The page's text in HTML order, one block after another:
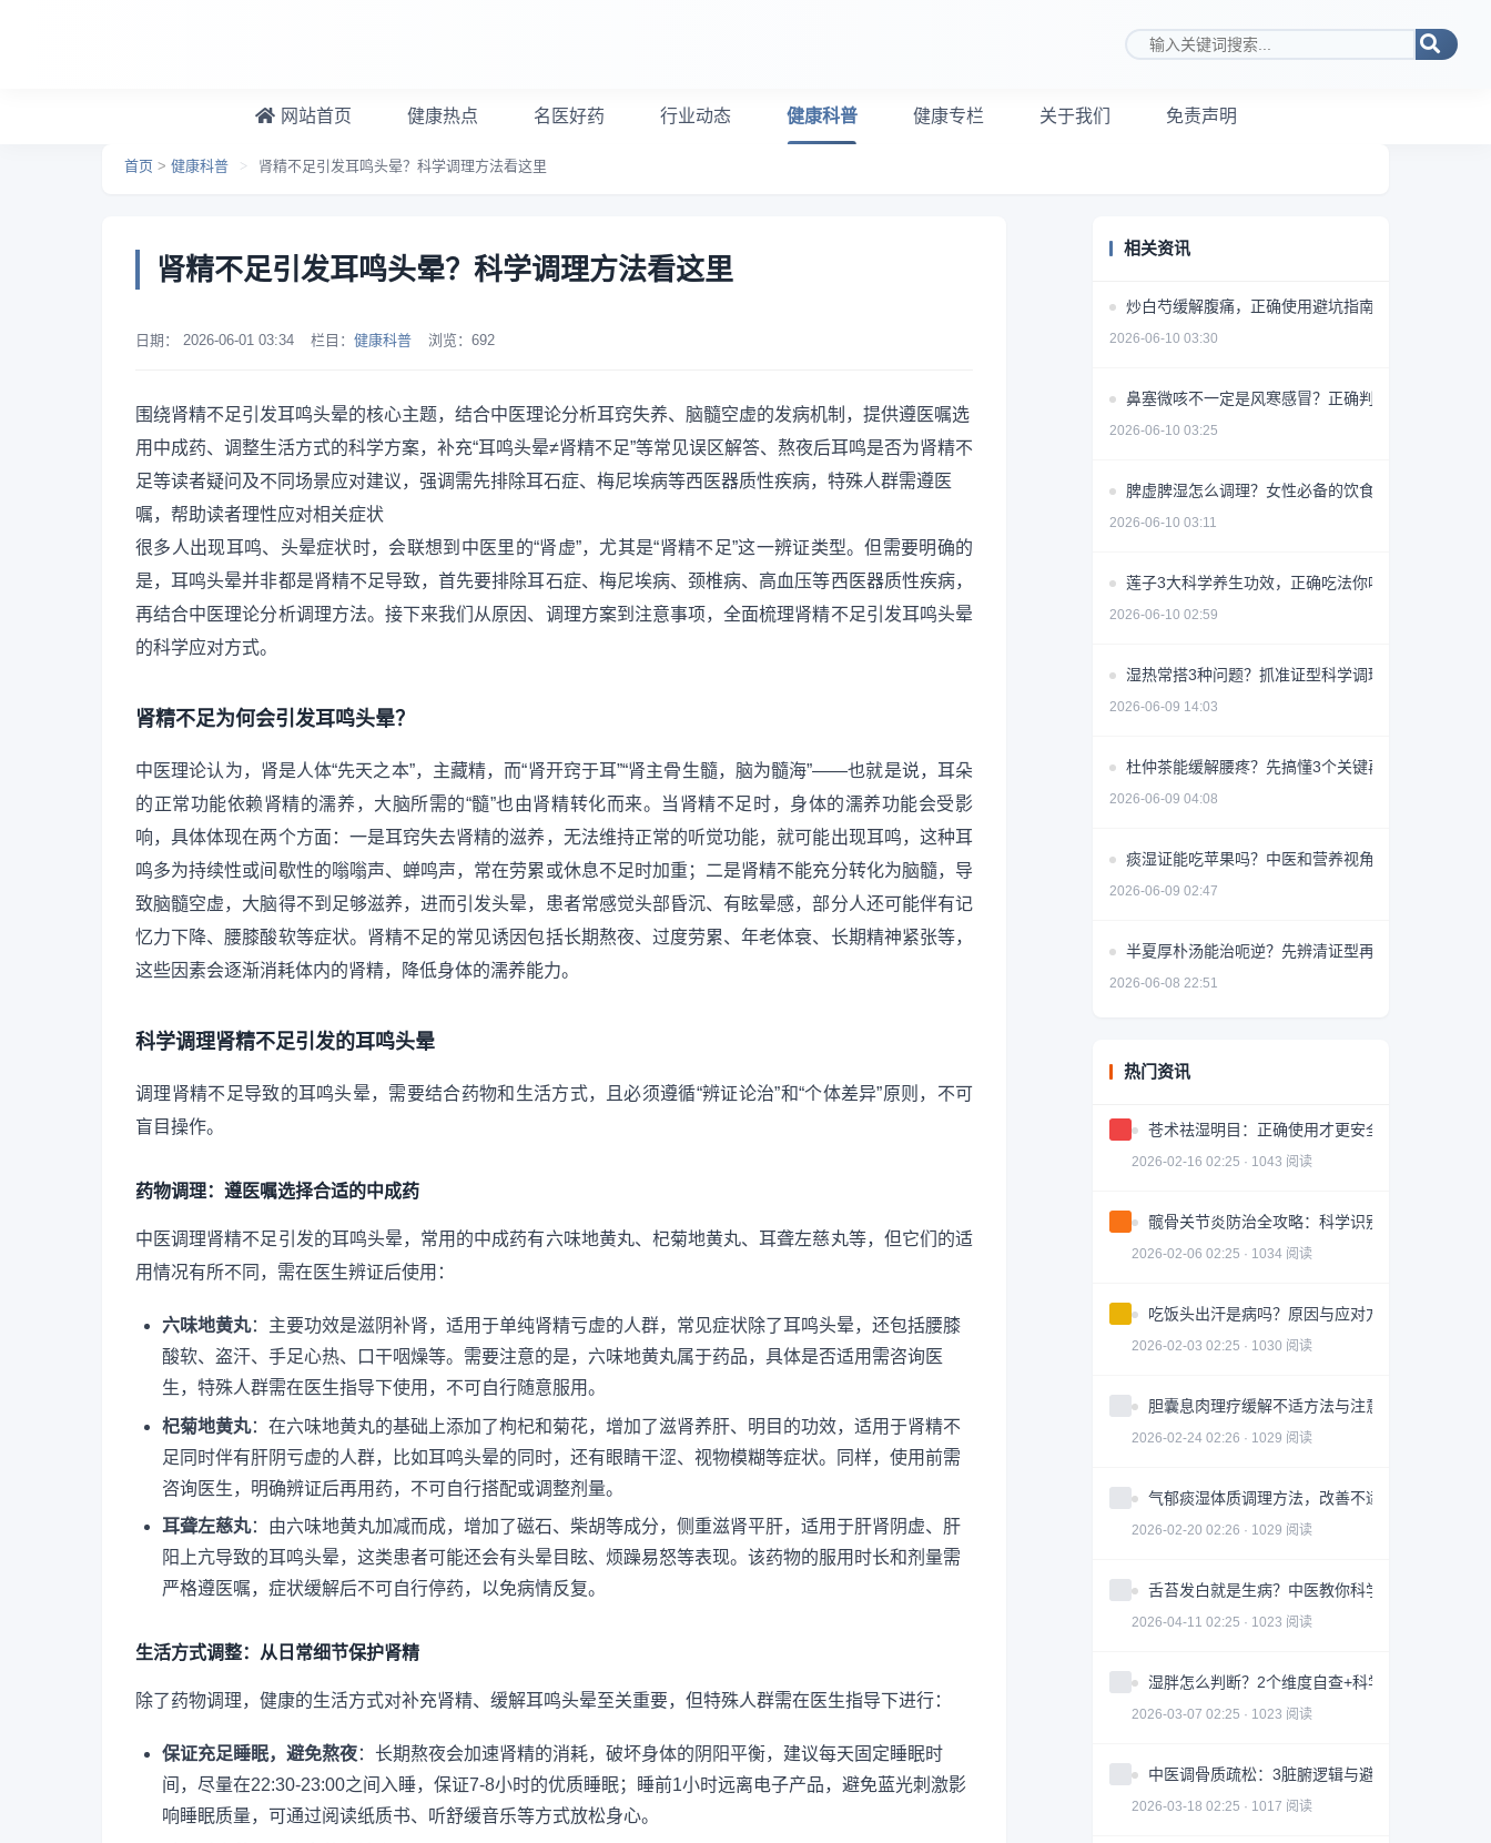
搜索关键词
网站首页 健康热点 名医好药 行业动态 健康科普 健康专栏 关于我们 免责声明
首页 > 健康科普 > 肾精不足引发耳鸣头晕？科学调理方法看这里
肾精不足引发耳鸣头晕？科学调理方法看这里
日期： 2026-06-01 03:34 栏目： 健康科普 浏览： 692
围绕肾精不足引发耳鸣头晕的核心主题，结合中医理论分析耳窍失养、脑髓空虚的发病机制，提供遵医嘱选
用中成药、调整生活方式的科学方案，补充“耳鸣头晕≠肾精不足”等常见误区解答、熬夜后耳鸣是否为肾精不
足等读者疑问及不同场景应对建议，强调需先排除耳石症、梅尼埃病等西医器质性疾病，特殊人群需遵医
嘱，帮助读者理性应对相关症状
很多人出现耳鸣、头晕症状时，会联想到中医里的“肾虚”，尤其是“肾精不足”这一辨证类型。但需要明确的
是，耳鸣头晕并非都是肾精不足导致，首先要排除耳石症、梅尼埃病、颈椎病、高血压等西医器质性疾病，
再结合中医理论分析调理方法。接下来我们从原因、调理方案到注意事项，全面梳理肾精不足引发耳鸣头晕
的科学应对方式。
肾精不足为何会引发耳鸣头晕？
中医理论认为，肾是人体“先天之本”，主藏精，而“肾开窍于耳”“肾主骨生髓，脑为髓海”——也就是说，耳朵
的正常功能依赖肾精的濡养，大脑所需的“髓”也由肾精转化而来。当肾精不足时，身体的濡养功能会受影
响，具体体现在两个方面：一是耳窍失去肾精的滋养，无法维持正常的听觉功能，就可能出现耳鸣，这种耳
鸣多为持续性或间歇性的嗡嗡声、蝉鸣声，常在劳累或休息不足时加重；二是肾精不能充分转化为脑髓，导
致脑髓空虚，大脑得不到足够滋养，进而引发头晕，患者常感觉头部昏沉、有眩晕感，部分人还可能伴有记
忆力下降、腰膝酸软等症状。肾精不足的常见诱因包括长期熬夜、过度劳累、年老体衰、长期精神紧张等，
这些因素会逐渐消耗体内的肾精，降低身体的濡养能力。
科学调理肾精不足引发的耳鸣头晕
调理肾精不足导致的耳鸣头晕，需要结合药物和生活方式，且必须遵循“辨证论治”和“个体差异”原则，不可
盲目操作。
药物调理：遵医嘱选择合适的中成药
中医调理肾精不足引发的耳鸣头晕，常用的中成药有六味地黄丸、杞菊地黄丸、耳聋左慈丸等，但它们的适
用情况有所不同，需在医生辨证后使用：
六味地黄丸：主要功效是滋阴补肾，适用于单纯肾精亏虚的人群，常见症状除了耳鸣头晕，还包括腰膝
酸软、盗汗、手足心热、口干咽燥等。需要注意的是，六味地黄丸属于药品，具体是否适用需咨询医
生，特殊人群需在医生指导下使用，不可自行随意服用。
杞菊地黄丸：在六味地黄丸的基础上添加了枸杞和菊花，增加了滋肾养肝、明目的功效，适用于肾精不
足同时伴有肝阴亏虚的人群，比如耳鸣头晕的同时，还有眼睛干涩、视物模糊等症状。同样，使用前需
咨询医生，明确辨证后再用药，不可自行搭配或调整剂量。
耳聋左慈丸：由六味地黄丸加减而成，增加了磁石、柴胡等成分，侧重滋肾平肝，适用于肝肾阴虚、肝
阳上亢导致的耳鸣头晕，这类患者可能还会有头晕目眩、烦躁易怒等表现。该药物的服用时长和剂量需
严格遵医嘱，症状缓解后不可自行停药，以免病情反复。
生活方式调整：从日常细节保护肾精
除了药物调理，健康的生活方式对补充肾精、缓解耳鸣头晕至关重要，但特殊人群需在医生指导下进行：
保证充足睡眠，避免熬夜：长期熬夜会加速肾精的消耗，破坏身体的阴阳平衡，建议每天固定睡眠时
间，尽量在22:30-23:00之间入睡，保证7-8小时的优质睡眠；睡前1小时远离电子产品，避免蓝光刺激影
响睡眠质量，可通过阅读纸质书、听舒缓音乐等方式放松身心。
相关资讯
炒白芍缓解腹痛，正确使用避坑指南
2026-06-10 03:30
鼻塞微咳不一定是风寒感冒？正确判断方法揭秘
2026-06-10 03:25
脾虚脾湿怎么调理？女性必备的饮食+药物+生活方式
2026-06-10 03:11
莲子3大科学养生功效，正确吃法你吃对了吗？
2026-06-10 02:59
湿热常搭3种问题？抓准证型科学调理少走弯路
2026-06-09 14:03
杜仲茶能缓解腰疼？先搞懂3个关键再喝
2026-06-09 04:08
痰湿证能吃苹果吗？中医和营养视角详解
2026-06-09 02:47
半夏厚朴汤能治呃逆？先辨清证型再用
2026-06-08 22:51
热门资讯
苍术祛湿明目：正确使用才更安全有效
2026-02-16 02:25 · 1043 阅读
髋骨关节炎防治全攻略：科学识别与有效治疗
2026-02-06 02:25 · 1034 阅读
吃饭头出汗是病吗？原因与应对方法
2026-02-03 02:25 · 1030 阅读
胆囊息肉理疗缓解不适方法与注意事项
2026-02-24 02:26 · 1029 阅读
气郁痰湿体质调理方法，改善不适症状
2026-02-20 02:26 · 1029 阅读
舌苔发白就是生病？中医教你科学判断与调理全
2026-04-11 02:25 · 1023 阅读
湿胖怎么判断？2个维度自查+科学调理指南
2026-03-07 02:25 · 1023 阅读
中医调骨质疏松：3脏腑逻辑与避坑指南｜科学护
2026-03-18 02:25 · 1017 阅读